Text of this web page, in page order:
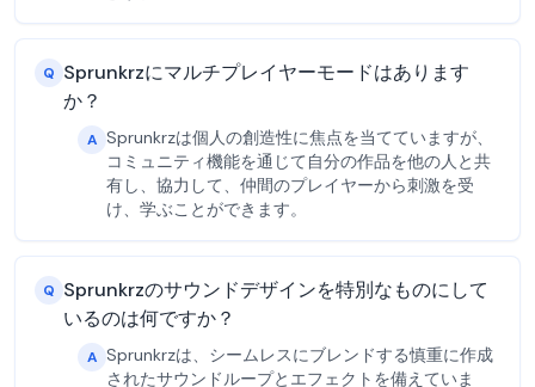
Q Sprunkrzにマルチプレイヤーモードはあります
か？
A Sprunkrzは個人の創造性に焦点を当てていますが、
コミュニティ機能を通じて自分の作品を他の人と共
有し、協力して、仲間のプレイヤーから刺激を受
け、学ぶことができます。
Q Sprunkrzのサウンドデザインを特別なものにして
いるのは何ですか？
A Sprunkrzは、シームレスにブレンドする慎重に作成
されたサウンドループとエフェクトを備えていま